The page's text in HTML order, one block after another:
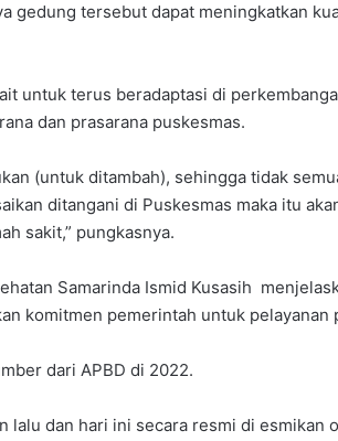
gedung tersebut dapat meningkatkan
untuk terus beradaptasi di
dan prasarana puskesmas.
(untuk ditambah), sehingga tidak
ditangani di Puskesmas maka itu
sakit,” pungkasnya.
Samarinda Ismid Kusasih
komitmen pemerintah untuk pelayanan
dari APBD di 2022.
lalu dan hari ini secara resmi di esmikan